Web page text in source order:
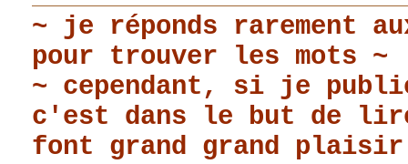
~ je réponds rarement
pour trouver les mots ~
~ cependant, si je
c'est dans le but de
font grand grand